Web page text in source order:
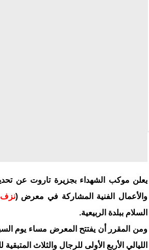
والأعمال الفنية المشاركة في معرض (
السلام ببلدة الربيعية.
الليالي الأربع الأولى للرجال والثلاث المتبقية